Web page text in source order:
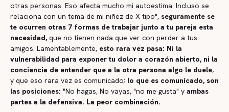
otras personas. Eso afecta mucho mi autoestima. Incluso se
relaciona con un tema de mi niñez de X tipo", seguramente se
te ocurren otras 7 formas de trabajar junto a tu pareja esta
necesidad,que no tienen nada que ver con perder a tus
amigos. Lamentablemente, esto rara vez pasa: Ni la
vulnerabilidad para exponer tu dolor a corazón abierto, ni la
conciencia de entender que a la otra persona algo le duele,
y que eso rara vez es comunicado; lo que es comunicado, son
las posiciones: "No hagas, No vayas, "no me gusta" y ambas
partes a la defensiva. La peor combinación.